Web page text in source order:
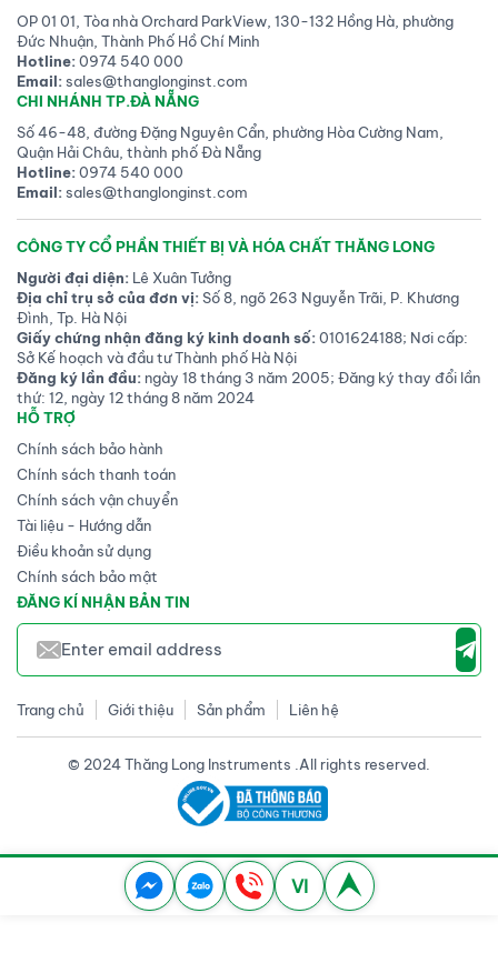
OP 01 01, Tòa nhà Orchard ParkView, 130-132 Hồng Hà, phường
Đức Nhuận, Thành Phố Hồ Chí Minh
Hotline:0974 540 000
Email:sales@thanglonginst.com
CHI NHÁNH TP.ĐÀ NẴNG
Số 46-48, đường Đặng Nguyên Cẩn, phường Hòa Cường Nam,
Quận Hải Châu, thành phố Đà Nẵng
Hotline:0974 540 000
Email:sales@thanglonginst.com
CÔNG TY CỔ PHẦN THIẾT BỊ VÀ HÓA CHẤT THĂNG LONG
Người đại diện: Lê Xuân Tưởng
Địa chỉ trụ sở của đơn vị:Số 8, ngõ 263 Nguyễn Trãi, P. Khương
Đình, Tp. Hà Nội
Giấy chứng nhận đăng ký kinh doanh số:0101624188; Nơi cấp:
Sở Kế hoạch và đầu tư Thành phố Hà Nội
Đăng ký lần đầu: ngày 18 tháng 3 năm 2005; Đăng ký thay đổi lần
thứ: 12, ngày 12 tháng 8 năm 2024
HỖ TRỢ
Chính sách bảo hành
Chính sách thanh toán
Chính sách vận chuyển
Tài liệu - Hướng dẫn
Điều khoản sử dụng
Chính sách bảo mật
ĐĂNG KÍ NHẬN BẢN TIN
Trang chủ Giới thiệu Sản phẩm Liên hệ
© 2024 Thăng Long Instruments .All rights reserved.
VI